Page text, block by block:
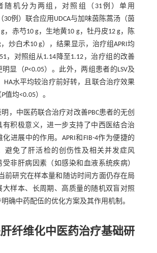
随机分为两组，对照组（31例）单用
30例）联合应用UDCA与加味茵陈蒿汤（茵
g，赤芍10 g，生地黄10 g，牡丹皮12 g，陈
，炒白术10 g），结果显示，治疗组APRI均
，对照组从1.14降至1.12，治疗组的改善
明显（P<0.05）。此外，两组患者的LSV及
HA水平均较治疗前好转，且联合治疗效果
P值均<0.05）。
明，中医药联合治疗对改善PBC患者的无创
有积极意义，进一步支持了中西医结合治
进展中的作用。APRI和FIB-4作为便捷的
避免了肝活检的创伤性及相关并发症风
受非肝病因素（如感染和血液系统疾病）
前研究在样本量和随访时间方面仍存在局
大样本、长周期、高质量的随机双盲对照
确中药配伍的优化方案及其作用机制。
肝纤维化中医药治疗基础研